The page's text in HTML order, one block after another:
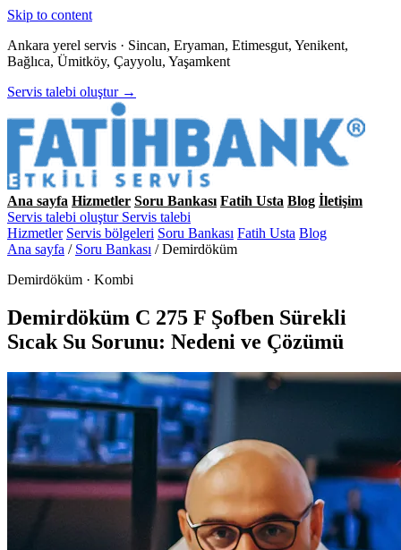
Skip to content
Ankara yerel servis · Sincan, Eryaman, Etimesgut, Yenikent,
Bağlıca, Ümitköy, Çayyolu, Yaşamkent
Servis talebi oluştur →
Ana sayfa Hizmetler Soru Bankası Fatih Usta Blog İletişim
Servis talebi oluştur Servis talebi
Hizmetler Servis bölgeleri Soru Bankası Fatih Usta Blog
Ana sayfa / Soru Bankası / Demirdöküm
Demirdöküm · Kombi
Demirdöküm C 275 F Şofben Sürekli
Sıcak Su Sorunu: Nedeni ve Çözümü